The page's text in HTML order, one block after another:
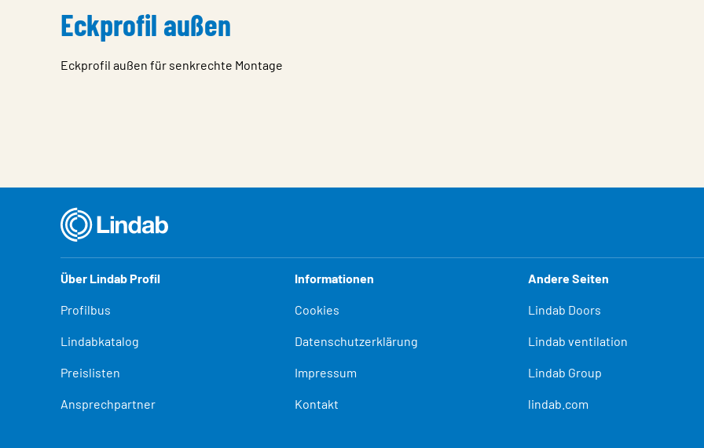
Eckprofil außen
Eckprofil außen für senkrechte Montage
Über Lindab Profil
Profilbus
Lindabkatalog
Preislisten
Ansprechpartner
Informationen
Cookies
Datenschutzerklärung
Impressum
Kontakt
Andere Seiten
Lindab Doors
Lindab ventilation
Lindab Group
lindab.com